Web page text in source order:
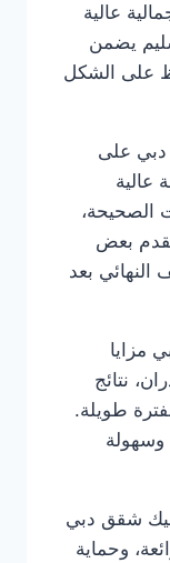
عالية
يضمن
على الشكل
على
عالية
الصحيحة،
بعض
بعد
مزايا
نتائج
طويلة.
وسهولة
شقق دبي
وحماية